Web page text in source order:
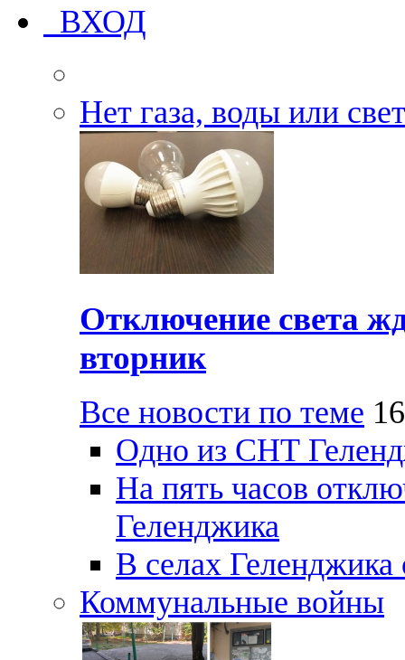
ВХОД
Нет газа, воды или
Отключение света
вторник
Все новости по теме
Одно из СНТ
На пять часов
Геленджика
В селах Геленджика
Коммунальные войны